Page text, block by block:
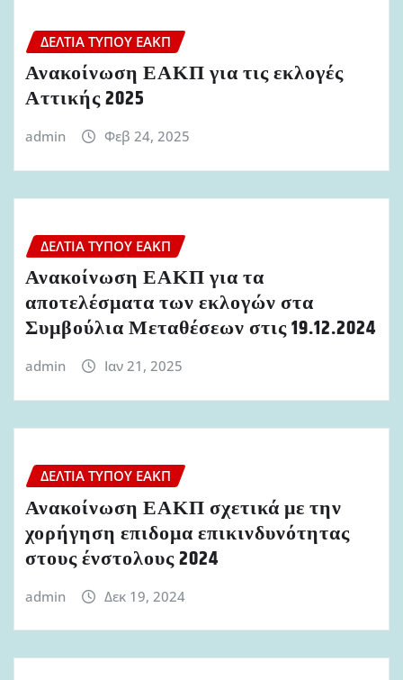
ΔΕΛΤΊΑ ΤΎΠΟΥ ΕΑΚΠ
Ανακοίνωση ΕΑΚΠ για τις εκλογές
Αττικής 2025
admin Φεβ 24, 2025
ΔΕΛΤΊΑ ΤΎΠΟΥ ΕΑΚΠ
Ανακοίνωση ΕΑΚΠ για τα
αποτελέσματα των εκλογών στα
Συμβούλια Μεταθέσεων στις 19.12.2024
admin Ιαν 21, 2025
ΔΕΛΤΊΑ ΤΎΠΟΥ ΕΑΚΠ
Ανακοίνωση ΕΑΚΠ σχετικά με την
χορήγηση επιδομα επικινδυνότητας
στους ένστολους 2024
admin Δεκ 19, 2024